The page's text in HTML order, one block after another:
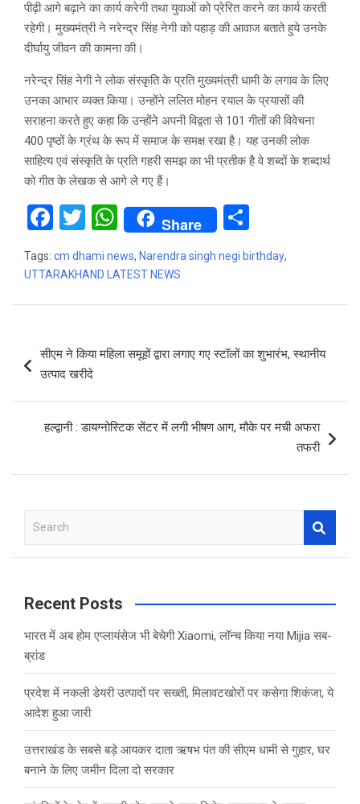
पीढ़ी आगे बढ़ाने का कार्य करेगी तथा युवाओं को प्रेरित करने का कार्य करती
रहेगी। मुख्यमंत्री ने नरेन्द्र सिंह नेगी को पहाड़ की आवाज बताते हुये उनके
दीर्घायु जीवन की कामना की।
नरेन्द्र सिंह नेगी ने लोक संस्कृति के प्रति मुख्यमंत्री धामी के लगाव के लिए
उनका आभार व्यक्त किया। उन्होंने ललित मोहन रयाल के प्रयासों की
सराहना करते हुए कहा कि उन्होंने अपनी विद्वता से 101 गीतों की विवेचना
400 पृष्ठों के ग्रंथ के रूप में समाज के समक्ष रखा है। यह उनकी लोक
साहित्य एवं संस्कृति के प्रति गहरी समझ का भी प्रतीक है वे शब्दों के शब्दार्थ
को गीत के लेखक से आगे ले गए हैं।
F
ce
o
k
T
wi
tt
W
h
at
p
Share
h
ar
Tags: cm dhami news, Narendra singh negi birthday,
UTTARAKHAND LATEST NEWS
navigation
सीएम ने किया महिला समूहों द्वारा लगाए गए स्टॉलों का शुभारंभ, स्थानीय
उत्पाद खरीदे
हल्द्वानी : डायग्नोस्टिक सेंटर में लगी भीषण आग, मौके पर मची अफरा
तफरी
a
c
Recent Posts
भारत में अब होम एप्लायंसेज भी बेचेगी Xiaomi, लॉन्च किया नया Mijia सब-
ब्रांड
प्रदेश में नकली डेयरी उत्पादों पर सख्ती, मिलावटखोरों पर कसेगा शिकंजा, ये
आदेश हुआ जारी
उत्तराखंड के सबसे बड़े आयकर दाता ऋषभ पंत की सीएम धामी से गुहार, घर
बनाने के लिए जमीन दिला दो सरकार